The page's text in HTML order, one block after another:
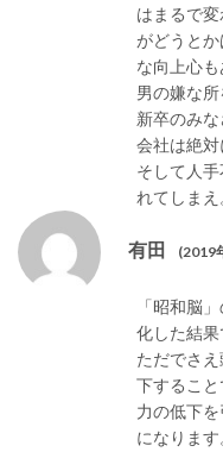
はまるで
がどうと
な向上心
男の嫌な所
新卒のみ
会社は絶対
そして人
れてしまえ
有田 (2019
「昭和脳
化した結果
ただでさ
下するこ
力の低下
になります